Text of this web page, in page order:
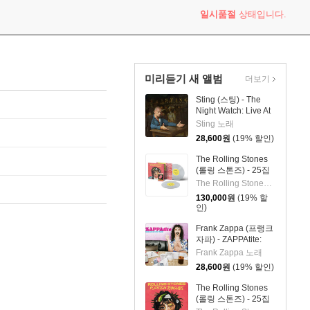
일시품절 상태입니다.
미리듣기 새 앨범
Sting (스팅) - The
Night Watch: Live At
The Rijksmuseum
Sting 노래
28,600원 (19% 할인)
The Rolling Stones
(롤링 스톤즈) - 25집
Foreign Tongues [클
리어 컬러 2LP]
The Rolling Stones 밴드
130,000원 (19% 할
인)
Frank Zappa (프랭크
자파) - ZAPPAtite:
Frank Zappas
Tastiest Tracks
Frank Zappa 노래
28,600원 (19% 할인)
The Rolling Stones
(롤링 스톤즈) - 25집
더보기